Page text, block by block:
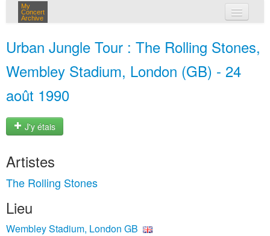
My
Concert
Archive
Urban Jungle Tour : The Rolling Stones,
Wembley Stadium, London (GB) - 24
août 1990
J'y étais
Artistes
The Rolling Stones
Lieu
Wembley Stadium, London GB